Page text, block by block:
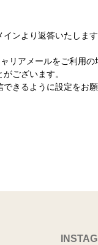
ンより返答いたします
リアメールをご利用
ございます。
きるように設定をお願